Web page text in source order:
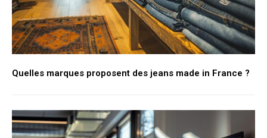
Quelles marques proposent des jeans made in France ?